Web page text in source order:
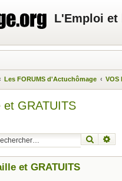
L'Emploi et
Les FORUMS d'Actuchômage VOS
et GRATUITS
et GRATUITS